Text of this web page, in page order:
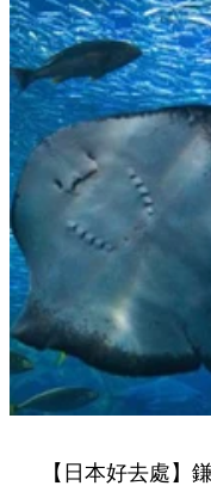
【日本好去處】